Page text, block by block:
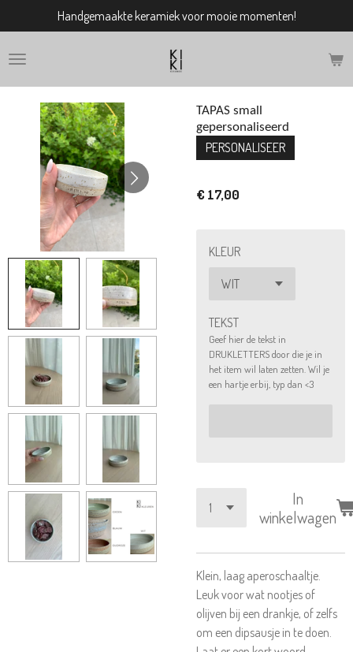
direct
naar
Handgemaakte keramiek voor mooie momenten!
TAPAS small
gepersonaliseerd
PERSONALISEER
€ 17,00
KLEUR
TEKST
Geef hier de tekst in
DRUKLETTERS door die je in
het item wil laten zetten. Wil je
een hartje erbij, typ dan <3
In
winkelwagen
Klein, laag aperoschaaltje.
Leuk voor wat nootjes of
olijven bij een drankje, of zelfs
om een dipsausje in te doen.